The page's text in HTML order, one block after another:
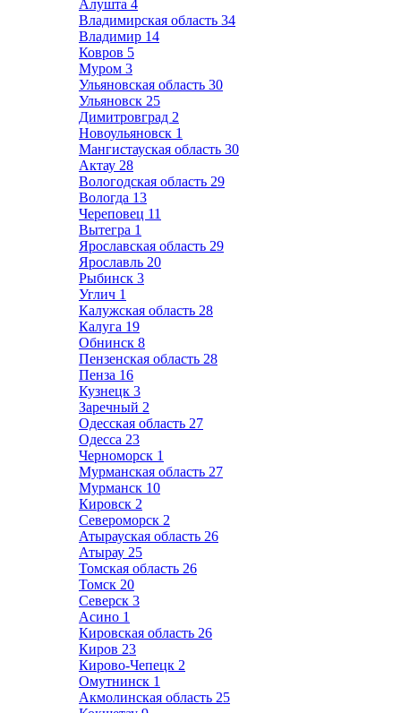
Алушта 4
Владимирская область 34
Владимир 14
Ковров 5
Муром 3
Ульяновская область 30
Ульяновск 25
Димитровград 2
Новоульяновск 1
Мангистауская область 30
Актау 28
Вологодская область 29
Вологда 13
Череповец 11
Вытегра 1
Ярославская область 29
Ярославль 20
Рыбинск 3
Углич 1
Калужская область 28
Калуга 19
Обнинск 8
Пензенская область 28
Пенза 16
Кузнецк 3
Заречный 2
Одесская область 27
Одесса 23
Черноморск 1
Мурманская область 27
Мурманск 10
Кировск 2
Североморск 2
Атырауская область 26
Атырау 25
Томская область 26
Томск 20
Северск 3
Асино 1
Кировская область 26
Киров 23
Кирово-Чепецк 2
Омутнинск 1
Акмолинская область 25